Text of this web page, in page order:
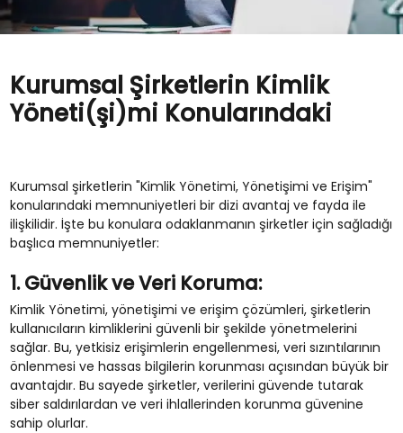
Kurumsal Şirketlerin Kimlik
Yöneti(şi)mi Konularındaki
Kurumsal şirketlerin "Kimlik Yönetimi, Yönetişimi ve Erişim"
konularındaki memnuniyetleri bir dizi avantaj ve fayda ile
ilişkilidir. İşte bu konulara odaklanmanın şirketler için sağladığı
başlıca memnuniyetler:
1. Güvenlik ve Veri Koruma:
Kimlik Yönetimi, yönetişimi ve erişim çözümleri, şirketlerin
kullanıcıların kimliklerini güvenli bir şekilde yönetmelerini
sağlar. Bu, yetkisiz erişimlerin engellenmesi, veri sızıntılarının
önlenmesi ve hassas bilgilerin korunması açısından büyük bir
avantajdır. Bu sayede şirketler, verilerini güvende tutarak
siber saldırılardan ve veri ihlallerinden korunma güvenine
sahip olurlar.